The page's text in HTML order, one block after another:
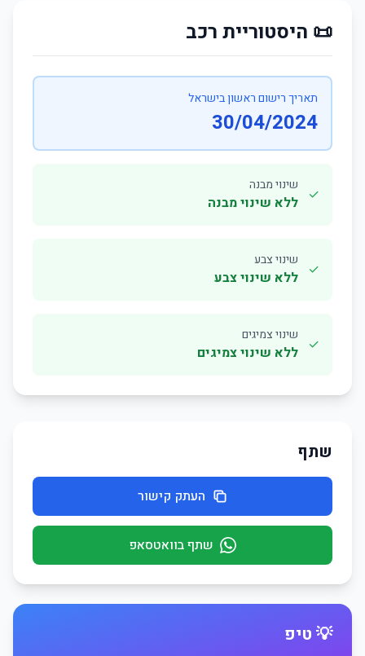
📜 היסטוריית רכב
תאריך רישום ראשון בישראל
30/04/2024
✓
שינוי מבנה
ללא שינוי מבנה
✓
שינוי צבע
ללא שינוי צבע
✓
שינוי צמיגים
ללא שינוי צמיגים
שתף
העתק קישור
שתף בוואטסאפ
💡 טיפ